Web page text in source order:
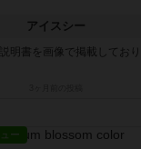
アイスシー
明書を画像で掲載しており
ュー